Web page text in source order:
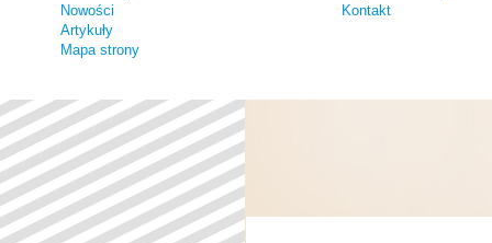
Nowości
Artykuły
Mapa strony
Kontakt